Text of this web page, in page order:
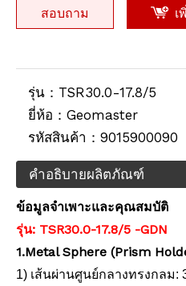
สอบถาม เ
รุ่น： TSR30.0-17.8/5
ยี่ห้อ： Geomaster
รหัสสินค้า： 9015900090
คำอธิบายผลิตภัณฑ์
ข้อมูลจำเพาะและคุณสมบัติ
รุ่น: TSR30.0-17.8/5 -GDN
1.Metal Sphere (Prism
1) เส้นผ่านศูนย์กลางทรงกลม: